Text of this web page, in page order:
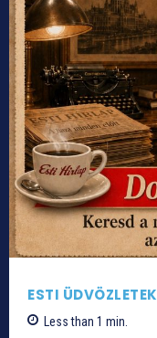
ESTI ÜDVÖZLETEK
Less than 1 min.